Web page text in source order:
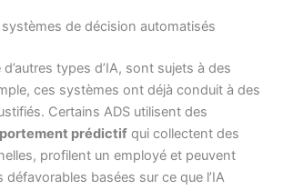
de décision automatisés
types d’IA, sont sujets à des
ces systèmes ont déjà conduit à des
Certains ADS utilisent des
prédictif qui collectent des
profilent un employé et peuvent
basées sur ce que l’IA